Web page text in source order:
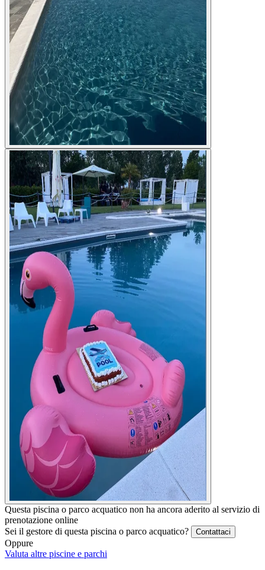
Questa piscina o parco acquatico non ha ancora aderito al servizio di
prenotazione online
Sei il gestore di questa piscina o parco acquatico?
Contattaci
Oppure
Valuta altre piscine e parchi